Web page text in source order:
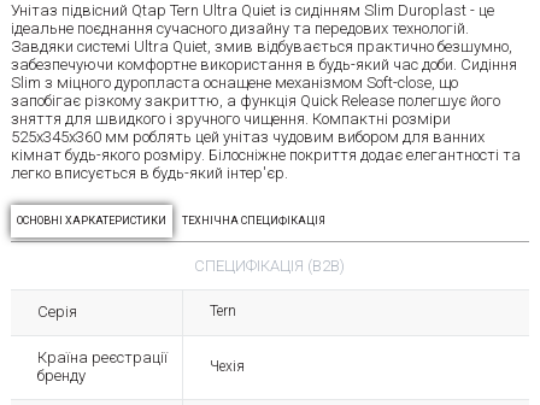
Унітаз підвісний Qtap Tern Ultra Quiet із сидінням Slim Duroplast - це
ідеальне поєднання сучасного дизайну та передових технологій.
Завдяки системі Ultra Quiet, змив відбувається практично безшумно,
забезпечуючи комфортне використання в будь-який час доби. Сидіння
Slim з міцного дуропласта оснащене механізмом Soft-close, що
запобігає різкому закриттю, а функція Quick Release полегшує його
зняття для швидкого і зручного чищення. Компактні розміри
525x345x360 мм роблять цей унітаз чудовим вибором для ванних
кімнат будь-якого розміру. Білосніжне покриття додає елегантності та
легко вписується в будь-який інтер'єр.
ОСНОВНІ ХАРКАТЕРИСТИКИ ТЕХНІЧНА СПЕЦИФІКАЦІЯ
СПЕЦИФІКАЦІЯ (B2B)
Серія Tern
Країна реєстрації
бренду
Чехія